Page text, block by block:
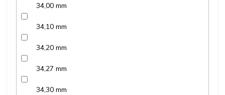
34,00 mm
34,10 mm
34,20 mm
34,27 mm
34,30 mm